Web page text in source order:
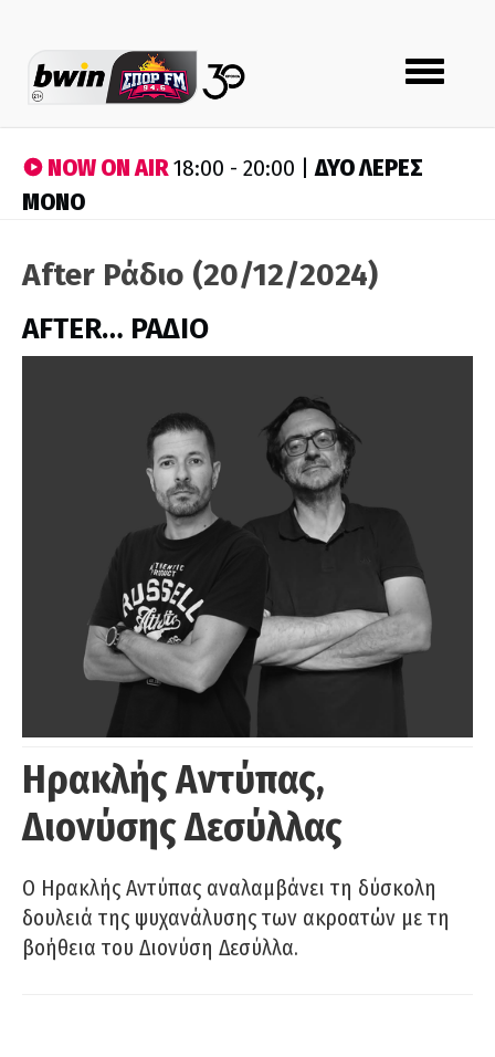
Toggle
navigation
NOW ON AIR18:00 - 20:00 |ΔΥΟ ΛΕΡΕΣ
ΜΟΝΟ
After Ράδιο (20/12/2024)
AFTER… ΡΑΔΙΟ
Ηρακλής Αντύπας,
Διονύσης Δεσύλλας
Ο Ηρακλής Αντύπας αναλαμβάνει τη δύσκολη
δουλειά της ψυχανάλυσης των ακροατών με τη
βοήθεια του Διονύση Δεσύλλα.